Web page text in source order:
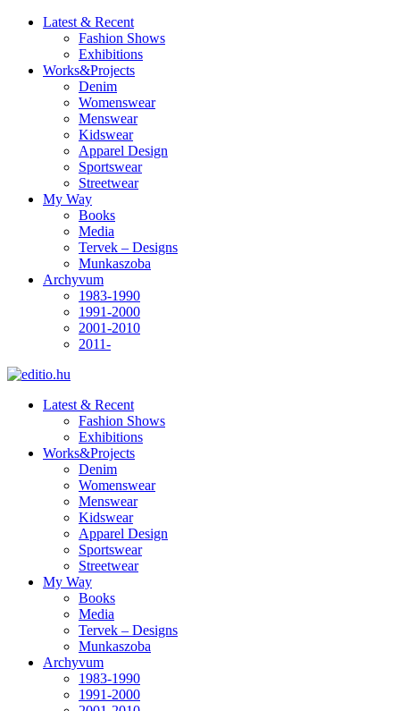
Latest & Recent
Fashion Shows
Exhibitions
Works&Projects
Denim
Womenswear
Menswear
Kidswear
Apparel Design
Sportswear
Streetwear
My Way
Books
Media
Tervek – Designs
Munkaszoba
Archyvum
1983-1990
1991-2000
2001-2010
2011-
Latest & Recent
Fashion Shows
Exhibitions
Works&Projects
Denim
Womenswear
Menswear
Kidswear
Apparel Design
Sportswear
Streetwear
My Way
Books
Media
Tervek – Designs
Munkaszoba
Archyvum
1983-1990
1991-2000